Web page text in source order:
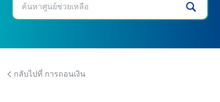
กลับไปที่ การถอนเงิน